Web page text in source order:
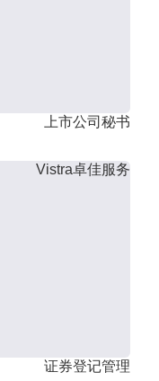
上市公司秘书
Vistra卓佳服务
证券登记管理